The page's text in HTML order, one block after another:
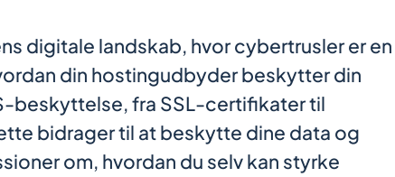
digitale landskab, hvor cybertrusler er en
din hostingudbyder beskytter din
beskyttelse, fra SSL-certifikater til
bidrager til at beskytte dine data og
om, hvordan du selv kan styrke